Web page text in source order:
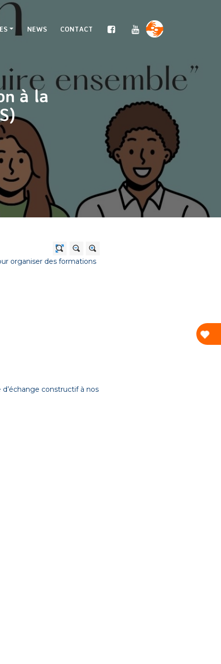
NEWS CONTACT
à la
organiser des formations
constructif à nos